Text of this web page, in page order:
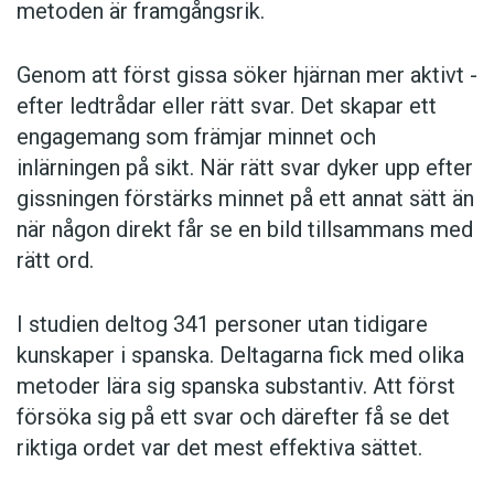
Sally / Zorro
Selma /Hugo
Nova/Elvis
Tindra /Max
Elsa/Leo
Freja
/Gizmo
Saga/Buster
Lisa/Casper
Lady/Bosse
Vi ska inte heller glömma de könsneutrala
namnen, som alltså ges till djur av båda könen.
Det kan röra sig om namn som är lika med
engelska adjektiv – Happy, Lucky – eller lån av
kommersiella namn – Gucci, Tequila, Pepsioch
Atari.
tillkom lantbrukets djur, särskilt då korna, vilket
syns i de många vackra individuella konamn
som användes förr. Några exempel från 1700-
talet ärSommarlöva, Morgongås ochGullkrona
Att namnbruket har förändrats i och med den
metoden är framgångsrik.
Genom att först gissa ­söker hjärnan mer aktivt ­
efter ledtrådar eller rätt svar. Det skapar ett
engagemang som främjar minnet och
inlärningen på sikt. När rätt svar dyker upp efter
gissningen förstärks minnet på ett annat sätt än
när någon direkt får se en bild tillsammans med
rätt ord.
I studien deltog 341 personer utan tidigare
kunskaper i spanska. Deltagarna fick med olika
metoder lära sig spanska substantiv. Att först
försöka sig på ett svar och därefter få se det
riktiga ordet var det mest effektiva sättet.